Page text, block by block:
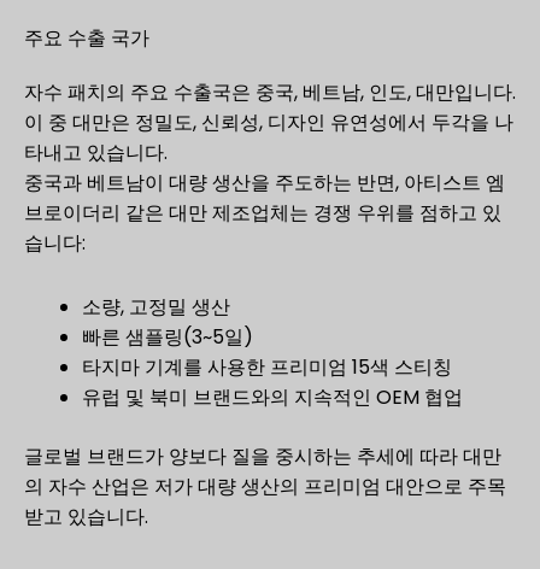
주요 수출 국가
자수 패치의 주요 수출국은 중국, 베트남, 인도, 대만입니다.
이 중 대만은 정밀도, 신뢰성, 디자인 유연성에서 두각을 나
타내고 있습니다.
중국과 베트남이 대량 생산을 주도하는 반면, 아티스트 엠
브로이더리 같은 대만 제조업체는 경쟁 우위를 점하고 있
습니다:
소량, 고정밀 생산
빠른 샘플링(3~5일)
타지마 기계를 사용한 프리미엄 15색 스티칭
유럽 및 북미 브랜드와의 지속적인 OEM 협업
글로벌 브랜드가 양보다 질을 중시하는 추세에 따라 대만
의 자수 산업은 저가 대량 생산의 프리미엄 대안으로 주목
받고 있습니다.